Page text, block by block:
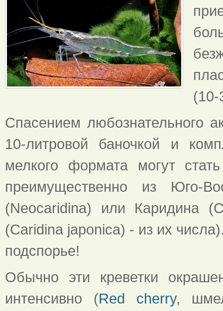
Спасением любознательного
10-литровой баночкой и
мелкого формата могут
преимущественно из Юго-
(Neocaridina) или Каридина
(Caridina japonica) - из их
подспорье!
Обычно эти креветки
интенсивно (Red cherry,